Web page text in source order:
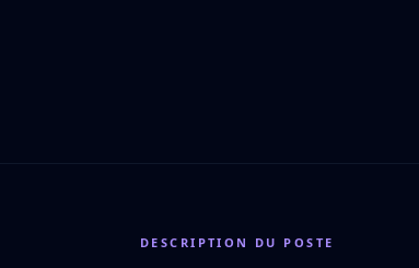
DESCRIPTION DU POSTE